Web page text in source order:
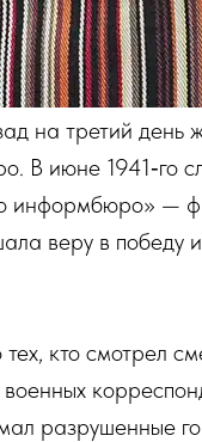
на третий день
В июне 1941‑го
информбюро» —
веру в победу
кто смотрел
разрушенные